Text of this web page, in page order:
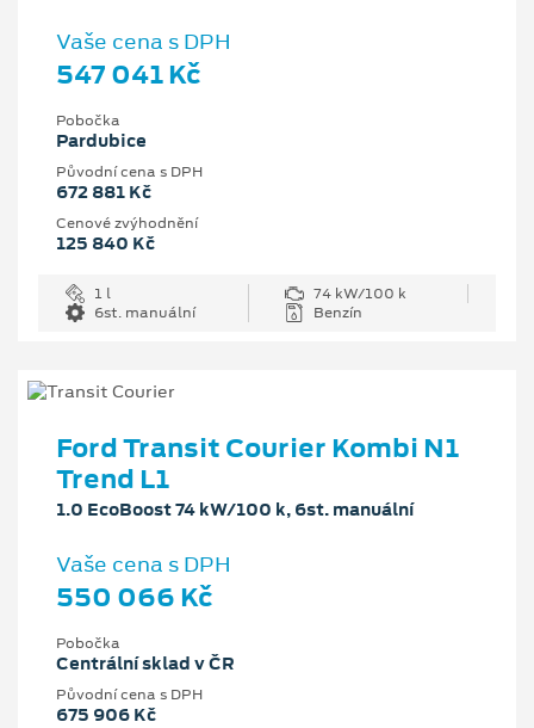
Vaše cena s DPH
547 041 Kč
Pobočka
Pardubice
Původní cena s DPH
672 881 Kč
Cenové zvýhodnění
125 840 Kč
1 l
74 kW/100 k
6st. manuální
Benzín
Ford Transit Courier Kombi N1
Trend L1
1.0 EcoBoost 74 kW/100 k, 6st. manuální
Vaše cena s DPH
550 066 Kč
Pobočka
Centrální sklad v ČR
Původní cena s DPH
675 906 Kč